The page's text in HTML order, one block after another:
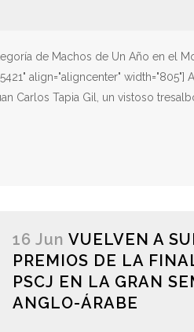
de Machos de Un Año en el
align="aligncenter" width="805"]
Carlos Tapia Gil, un vistoso
16 Jun VUELVEN A
PREMIOS DE LA
PSCJ EN LA GRAN
ANGLO-ÁRABE